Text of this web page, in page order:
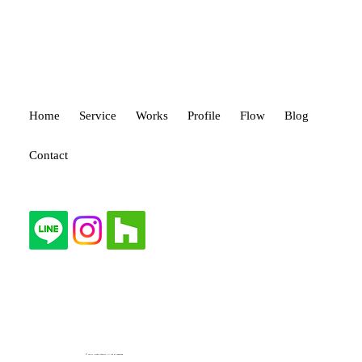
© 2024 Fonte Interior All right reserved
Home Service Works Profile Flow Blog
Contact